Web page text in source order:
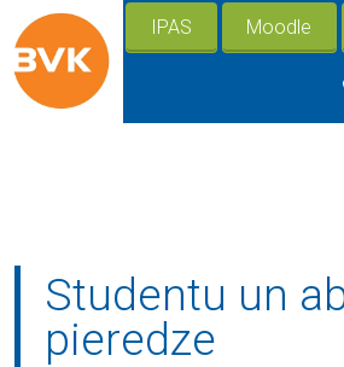
IPAS Moodle
Studentu un
pieredze